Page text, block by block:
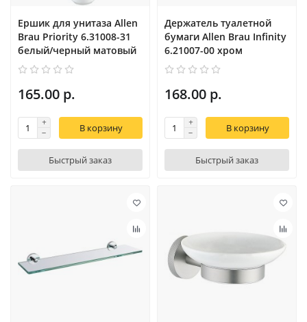
Ершик для унитаза Allen
Brau Priority 6.31008-31
белый/черный матовый
165.00 р.
В корзину
Быстрый заказ
Держатель туалетной
бумаги Allen Brau Infinity
6.21007-00 хром
168.00 р.
В корзину
Быстрый заказ